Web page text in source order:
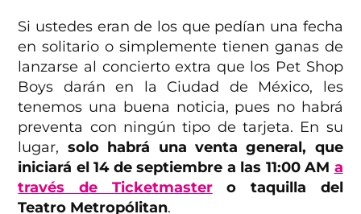
Si ustedes eran de los que pedían una fecha
en solitario o simplemente tienen ganas de
lanzarse al concierto extra que los Pet Shop
Boys darán en la Ciudad de México, les
tenemos una buena noticia, pues no habrá
preventa con ningún tipo de tarjeta. En su
lugar, solo habrá una venta general, que
iniciará el 14 de septiembre a las 11:00 AM a
través de Ticketmastero taquilla del
Teatro Metropólitan.